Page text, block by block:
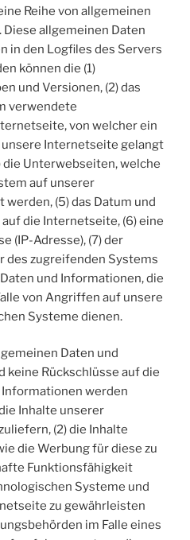
Reihe von allgemeinen
allgemeinen Daten
in den Logfiles des Servers
können die (1)
und Versionen, (2) das
verwendete
von welcher ein
Internetseite gelangt
die Unterwebseiten, welche
auf unserer
(5) das Datum und
die Internetseite, (6) eine
(IP-Adresse), (7) der
zugreifenden Systems
und Informationen, die
von Angriffen auf unsere
Systeme dienen.
Daten und
keine Rückschlüsse auf die
werden
Inhalte unserer
(2) die Inhalte
die Werbung für diese zu
Funktionsfähigkeit
Systeme und
zu gewährleisten
im Falle eines